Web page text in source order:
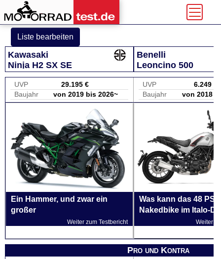
Liste bearbeiten
Kawasaki
Ninja H2 SX SE
Benelli
Leoncino 500
UVP
29.195 €
Baujahr
von 2019 bis 2026~
UVP
6.249 €
Baujahr
von 2018
Ein Hammer, und zwar ein
großer
Weiter zum Testbericht
Was kann das 48 PS
Nakedbike im Italo-
Weiter
Pro und Kontra